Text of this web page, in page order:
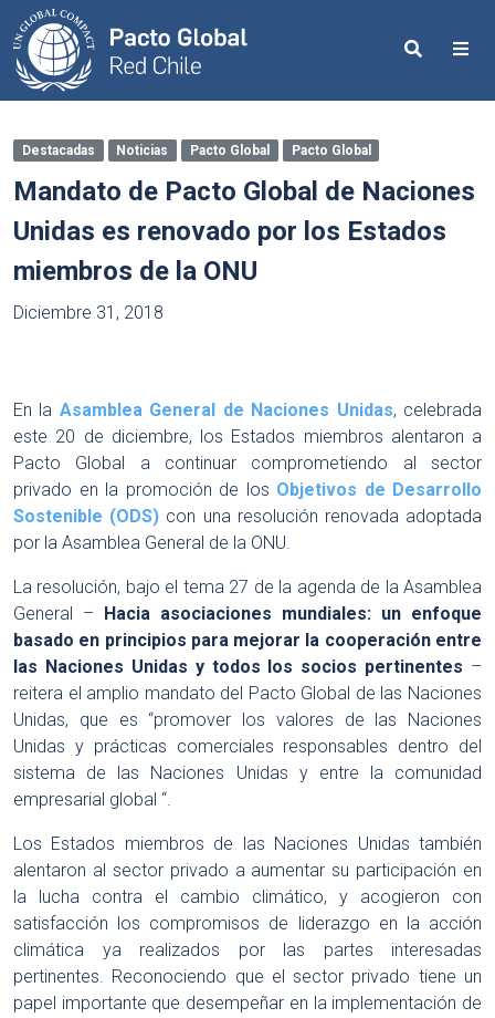
Search
Destacadas Noticias Pacto Global Pacto Global
Mandato de Pacto Global de Naciones
Unidas es renovado por los Estados
miembros de la ONU
Diciembre 31, 2018
En la Asamblea General de Naciones Unidas, celebrada
este 20 de diciembre, los Estados miembros alentaron a
Pacto Global a continuar comprometiendo al sector
privado en la promoción de los Objetivos de Desarrollo
Sostenible (ODS) con una resolución renovada adoptada
por la Asamblea General de la ONU.
La resolución, bajo el tema 27 de la agenda de la Asamblea
General – Hacia asociaciones mundiales: un enfoque
basado en principios para mejorar la cooperación entre
las Naciones Unidas y todos los socios pertinentes –
reitera el amplio mandato del Pacto Global de las Naciones
Unidas, que es “promover los valores de las Naciones
Unidas y prácticas comerciales responsables dentro del
sistema de las Naciones Unidas y entre la comunidad
empresarial global “.
Los Estados miembros de las Naciones Unidas también
alentaron al sector privado a aumentar su participación en
la lucha contra el cambio climático, y acogieron con
satisfacción los compromisos de liderazgo en la acción
climática ya realizados por las partes interesadas
pertinentes. Reconociendo que el sector privado tiene un
papel importante que desempeñar en la implementación de